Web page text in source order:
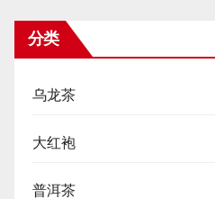
分类
乌龙茶
大红袍
普洱茶